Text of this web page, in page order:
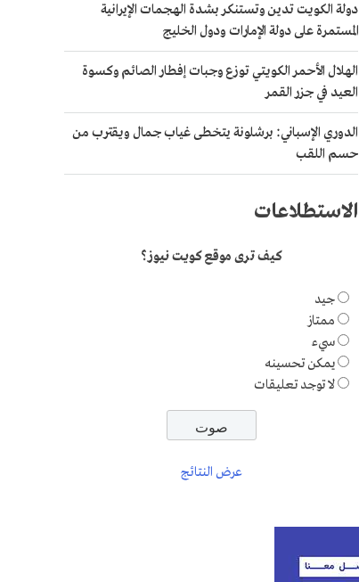
دولة الكويت تدين وتستنكر بشدة الهجمات الإيرانية
المستمرة على دولة الإمارات ودول الخليج
الهلال الأحمر الكويتي توزع وجبات إفطار الصائم وكسوة
العيد في جزر القمر
الدوري الإسباني: برشلونة يتخطى غياب جمال ويقترب من
حسم اللقب
الاستطلاعات
كيف ترى موقع كويت نيوز؟
جيد
ممتاز
سيء
يمكن تحسينه
لا توجد تعليقات
عرض النتائج